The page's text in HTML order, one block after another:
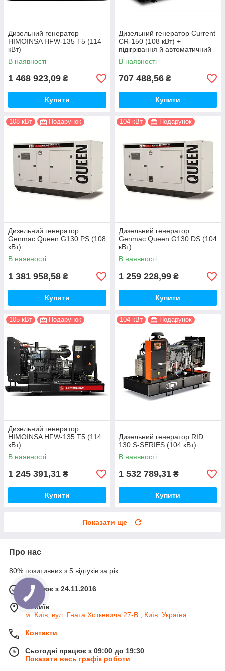
Дизельний генератор
HIMOINSA HFW-135 T5 (114
кВт)
В наявності
1 468 923,09 ₴
Купити
Дизельний генератор Current
CR-150 (108 кВт) +
підігрівання й автоматичний
запуск
В наявності
707 488,56 ₴
Купити
108 кВт Подарунок
Дизельний генератор
Genmac Queen G130 PS (108
кВт)
В наявності
1 381 958,58 ₴
Купити
104 кВт Подарунок
Дизельний генератор
Genmac Queen G130 DS (104
кВт)
В наявності
1 259 228,99 ₴
Купити
105 кВт Подарунок
Дизельний генератор
HIMOINSA HFW-135 T5 (114
кВт)
В наявності
1 245 391,31 ₴
Купити
104 кВт Подарунок
Дизельний генератор RID
130 S-SERIES (104 кВт)
В наявності
1 532 789,31 ₴
Купити
Показати ще
Про нас
80% позитивних з 5 відгуків за рік
Працює з 24.11.2016
м. Київ
м. Київ, вул. Гната Хоткевича 27-В , Київ, Україна
Контакти
Сьогодні працює з 09:00 до 19:30
Показати весь графік роботи